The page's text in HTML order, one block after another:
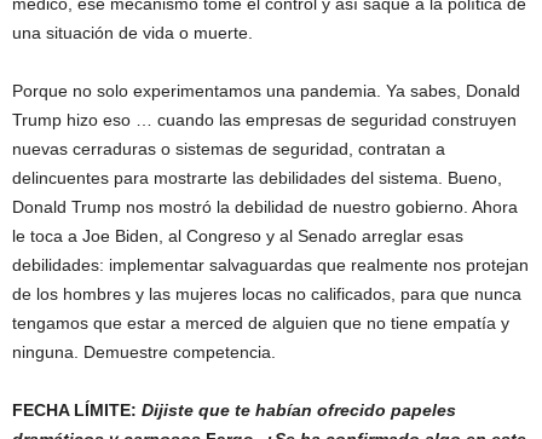
una situación de vida o muerte.
Porque no solo experimentamos una pandemia. Ya sabes, Donald
Trump hizo eso … cuando las empresas de seguridad construyen
nuevas cerraduras o sistemas de seguridad, contratan a
delincuentes para mostrarte las debilidades del sistema. Bueno,
Donald Trump nos mostró la debilidad de nuestro gobierno. Ahora
le toca a Joe Biden, al Congreso y al Senado arreglar esas
debilidades: implementar salvaguardas que realmente nos protejan
de los hombres y las mujeres locas no calificados, para que nunca
tengamos que estar a merced de alguien que no tiene empatía y
ninguna. Demuestre competencia.
FECHA LÍMITE: Dijiste que te habían ofrecido papeles